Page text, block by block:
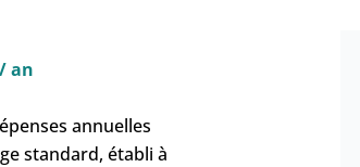
an
annuelles
standard, établi à